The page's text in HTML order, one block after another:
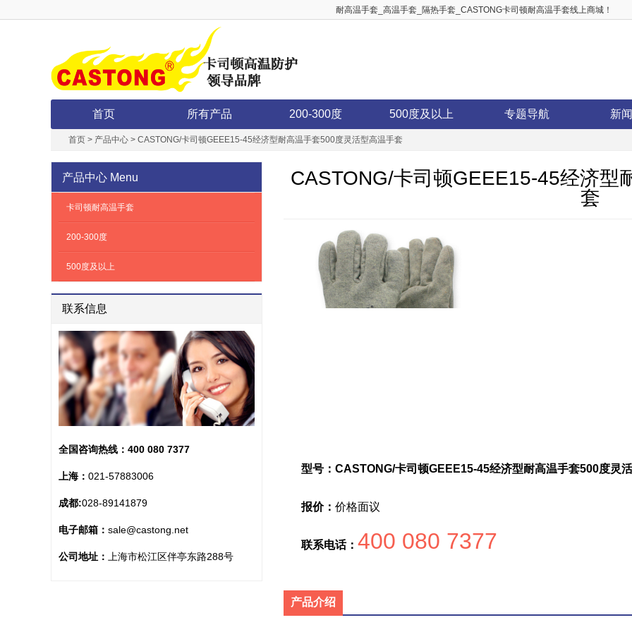
耐高温手套_高温手套_隔热手套_CASTONG卡司顿耐高温手套线上商城！
首页 所有产品 200-300度 500度及以上 专题导航 新
首页 > 产品中心 > CASTONG/卡司顿GEEE15-45经济型耐高温手套500度灵活型高温手套
CASTONG/卡司顿GEEE15-45经济型
套
型号：CASTONG/卡司顿GEEE15-45经济型耐高温手套500度灵
报价： 价格面议
联系电话： 400 080 7377
产品介绍
产品中心 Menu
卡司顿耐高温手套
200-300度
500度及以上
联系信息
全国咨询热线： 400 080 7377
上海： 021-57883006
成都:028-89141879
电子邮箱： sale@castong.net
公司地址： 上海市松江区伴亭东路288号